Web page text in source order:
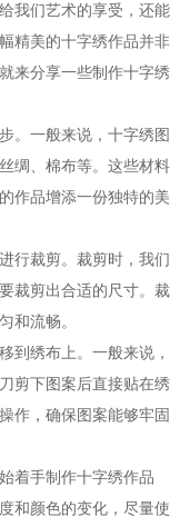
我们艺术的享受，还能
精美的十字绣作品并非
来分享一些制作十字绣
。一般来说，十字绣图
绸、棉布等。这些材料
作品增添一份独特的美
行裁剪。裁剪时，我们
裁剪出合适的尺寸。裁
和流畅。
到绣布上。一般来说，
剪下图案后直接贴在绣
作，确保图案能够牢固
着手制作十字绣作品
和颜色的变化，尽量使